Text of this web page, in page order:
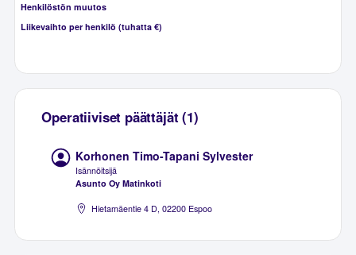
Henkilöstön muutos
Liikevaihto per henkilö (tuhatta €)
Operatiiviset päättäjät (1)
Korhonen Timo-Tapani Sylvester
Isännöitsijä
Asunto Oy Matinkoti
Hietamäentie 4 D, 02200 Espoo